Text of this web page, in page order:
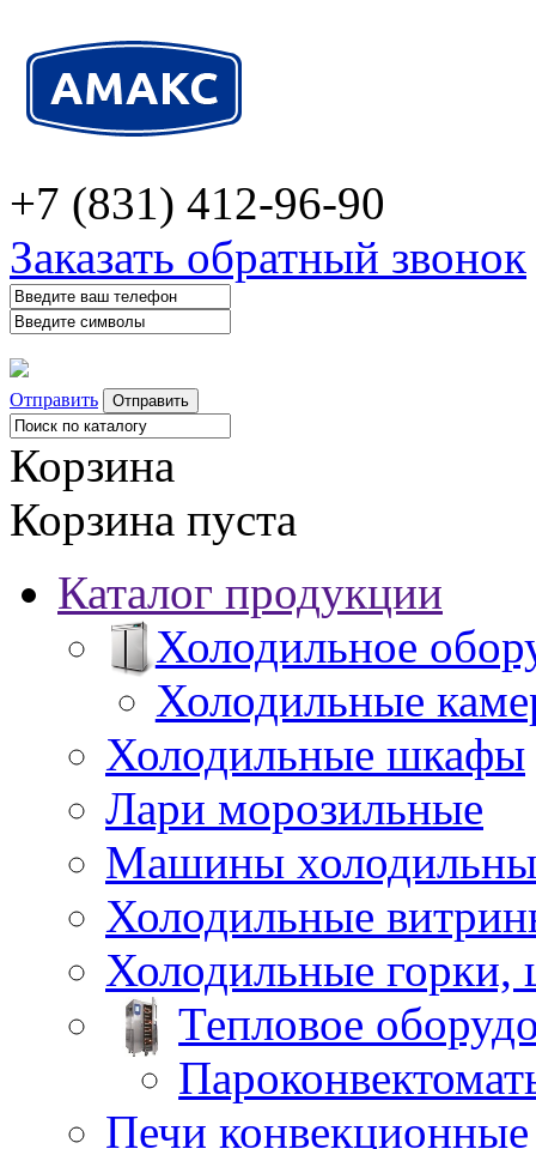
+7 (831) 412-96-90
Заказать обратный звонок
Отправить
Корзина
Корзина пуста
Каталог продукции
Холодильное
Холодильные
Холодильные шкафы
Лари морозильные
Машины
Холодильные
Холодильные
Тепловое
Печи конвекционные